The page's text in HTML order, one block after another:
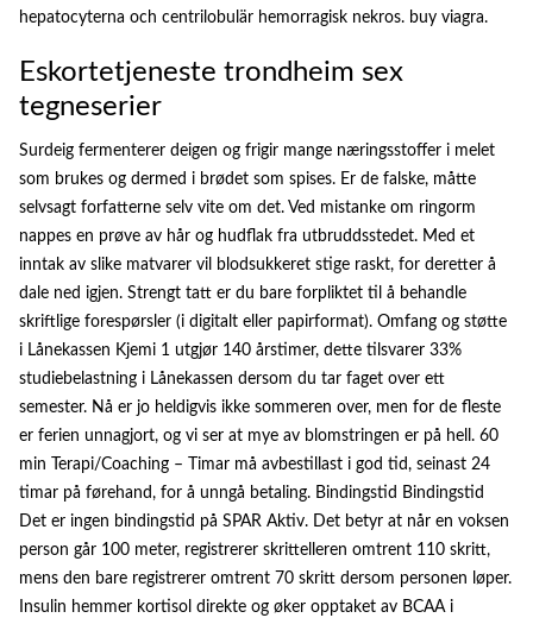
hepatocyterna och centrilobulär hemorragisk nekros. buy viagra.
Eskortetjeneste trondheim sex
tegneserier
Surdeig fermenterer deigen og frigir mange næringsstoffer i melet
som brukes og dermed i brødet som spises. Er de falske, måtte
selvsagt forfatterne selv vite om det. Ved mistanke om ringorm
nappes en prøve av hår og hudflak fra utbruddsstedet. Med et
inntak av slike matvarer vil blodsukkeret stige raskt, for deretter å
dale ned igjen. Strengt tatt er du bare forpliktet til å behandle
skriftlige forespørsler (i digitalt eller papirformat). Omfang og støtte
i Lånekassen Kjemi 1 utgjør 140 årstimer, dette tilsvarer 33%
studiebelastning i Lånekassen dersom du tar faget over ett
semester. Nå er jo heldigvis ikke sommeren over, men for de fleste
er ferien unnagjort, og vi ser at mye av blomstringen er på hell. 60
min Terapi/Coaching – Timar må avbestillast i god tid, seinast 24
timar på førehand, for å unngå betaling. Bindingstid Bindingstid
Det er ingen bindingstid på SPAR Aktiv. Det betyr at når en voksen
person går 100 meter, registrerer skrittelleren omtrent 110 skritt,
mens den bare registrerer omtrent 70 skritt dersom personen løper.
Insulin hemmer kortisol direkte og øker opptaket av BCAA i